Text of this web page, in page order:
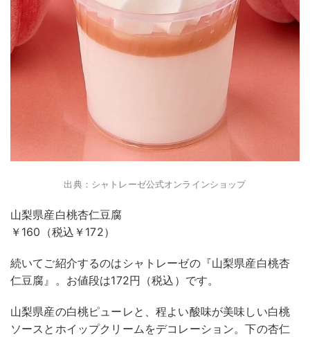
出典：シャトレーゼ公式オンラインショップ
山梨県産白桃杏仁豆腐
￥160（税込￥172）
続いてご紹介するのはシャトレーゼの『山梨県産白桃杏
仁豆腐』。お値段は172円（税込）です。
山梨県産の白桃ピューレと、程よい酸味が美味しい白桃
ソースとホイップクリームをデコレーション。下の杏仁